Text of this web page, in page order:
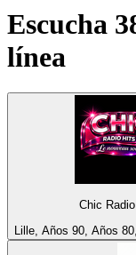
Escucha
línea
Chic
Lille, Años 90, Años